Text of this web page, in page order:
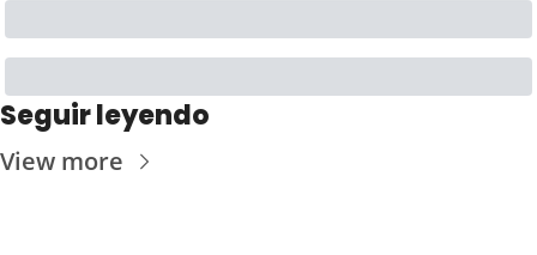
Seguir leyendo
View more